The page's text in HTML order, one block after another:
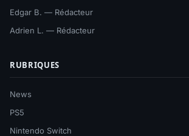
Edgar B. — Rédacteur
Adrien L. — Rédacteur
RUBRIQUES
News
PS5
Nintendo Switch